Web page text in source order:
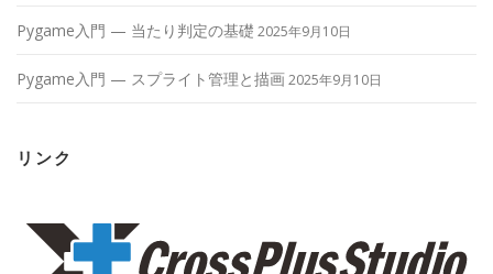
Pygame入門 — 当たり判定の基礎 2025年9月10日
Pygame入門 — スプライト管理と描画2025年9月10日
リンク